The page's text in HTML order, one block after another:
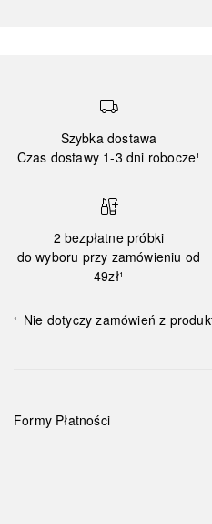
Szybka dostawa
Czas dostawy 1-3 dni robocze¹
2 bezpłatne próbki
do wyboru przy zamówieniu od
49zł¹
¹ Nie dotyczy zamówień z
Formy Płatności